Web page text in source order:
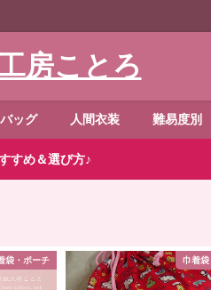
房ことろ
バッグ 人間衣装 難易度別
すめ＆選び方♪
袋・ポーチ ダッフィー・シ